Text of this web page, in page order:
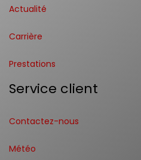
Actualité
Carrière
Prestations
Service client
Contactez-nous
Météo